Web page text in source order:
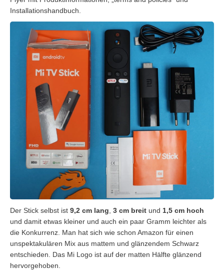
Installationshandbuch.
Der Stick selbst ist 9,2 cm lang, 3 cm breit und 1,5 cm hoch
und damit etwas kleiner und auch ein paar Gramm leichter als
die Konkurrenz. Man hat sich wie schon Amazon für einen
unspektakulären Mix aus mattem und glänzendem Schwarz
entschieden. Das Mi Logo ist auf der matten Hälfte glänzend
hervorgehoben.